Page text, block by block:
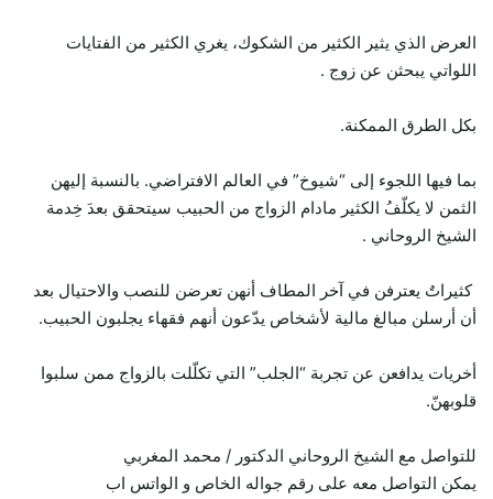
العرض الذي يثير الكثير من الشكوك، يغري الكثير من الفتايات
اللواتي يبحثن عن زوج .
بكل الطرق الممكنة.
بما فيها اللجوء إلى “شيوخ” في العالم الافتراضي. بالنسبة إليهن
الثمن لا يكلّفُ الكثير مادام الزواج من الحبيب سيتحقق بعدَ خِدمة
الشيخ الروحاني .
كثيراتٌ يعترفن في آخر المطاف أنهن تعرضن للنصب والاحتيال بعد
أن أرسلن مبالغ مالية لأشخاص يدّعون أنهم فقهاء يجلبون الحبيب.
أخريات يدافعن عن تجربة “الجلب” التي تكلّلت بالزواج ممن سلبوا
قلوبهنّ.
للتواصل مع الشيخ الروحاني الدكتور / محمد المغربي
يمكن التواصل معه على رقم جواله الخاص و الواتس اب